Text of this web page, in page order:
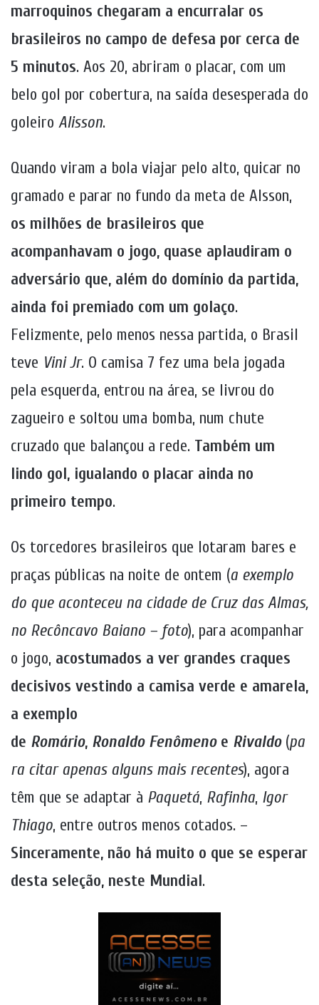
marroquinos chegaram a encurralar os
brasileiros no campo de defesa por cerca de
5 minutos. Aos 20, abriram o placar, com um
belo gol por cobertura, na saída desesperada do
goleiro Alisson.
Quando viram a bola viajar pelo alto, quicar no
gramado e parar no fundo da meta de Alsson,
os milhões de brasileiros que
acompanhavam o jogo, quase aplaudiram o
adversário que, além do domínio da partida,
ainda foi premiado com um golaço.
Felizmente, pelo menos nessa partida, o Brasil
teve Vini Jr. O camisa 7 fez uma bela jogada
pela esquerda, entrou na área, se livrou do
zagueiro e soltou uma bomba, num chute
cruzado que balançou a rede. Também um
lindo gol, igualando o placar ainda no
primeiro tempo.
Os torcedores brasileiros que lotaram bares e
praças públicas na noite de ontem (a exemplo
do que aconteceu na cidade de Cruz das Almas,
no Recôncavo Baiano – foto), para acompanhar
o jogo, acostumados a ver grandes craques
decisivos vestindo a camisa verde e amarela,
a exemplo
de Romário, Ronaldo Fenômenoe Rivaldo (pa
ra citar apenas alguns mais recentes), agora
têm que se adaptar à Paquetá, Rafinha, Igor
Thiago, entre outros menos cotados. –
Sinceramente, não há muito o que se esperar
desta seleção, neste Mundial.